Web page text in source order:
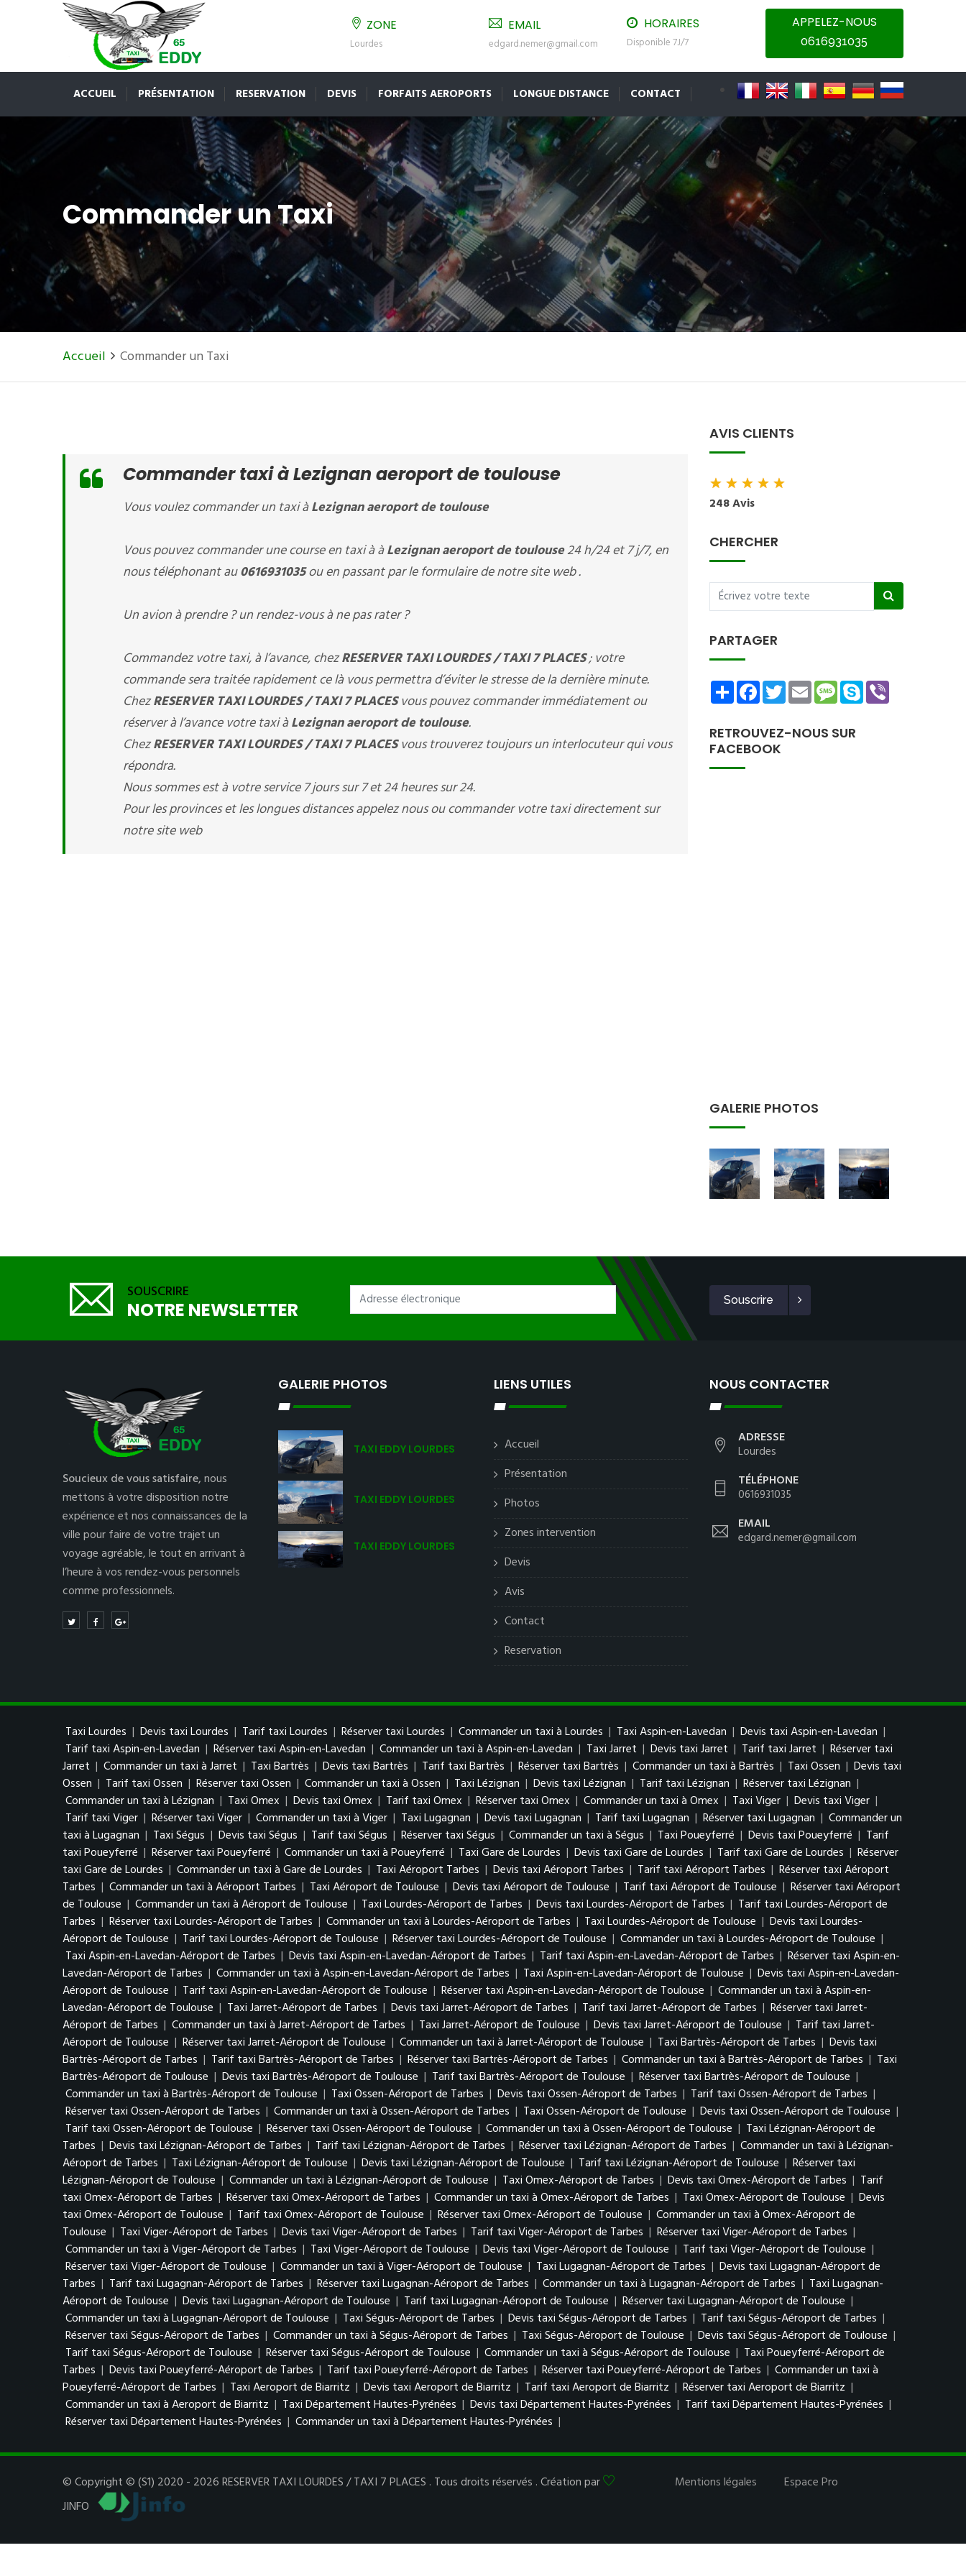
ZONE
Lourdes
EMAIL
edgard.nemer@gmail.com
HORAIRES
Disponible 7J/7
APPELEZ-NOUS
0616931035
ACCUEIL PRÉSENTATION RESERVATION DEVIS FORFAITS AEROPORTS LONGUE DISTANCE CONTACT
Commander un Taxi
Accueil Commander un Taxi
Commander taxi à Lezignan aeroport de toulouse
Vous voulez commander un taxi àLezignan aeroport de toulouse
Vous pouvez commander une course en taxi à àLezignan aeroport de toulouse24 h/24 et 7 j/7, en
nous téléphonant au0616931035ou en passant par le formulaire de notre site web .
Un avion à prendre ? un rendez-vous à ne pas rater ?
Commandez votre taxi, à l’avance, chezRESERVER TAXI LOURDES / TAXI 7 PLACES; votre
commande sera traitée rapidement ce là vous permettra d’éviter le stresse de la dernière minute.
ChezRESERVER TAXI LOURDES / TAXI 7 PLACESvous pouvez commander immédiatement ou
réserver à l’avance votre taxi àLezignan aeroport de toulouse.
ChezRESERVER TAXI LOURDES / TAXI 7 PLACESvous trouverez toujours un interlocuteur qui vous
répondra.
Nous sommes est à votre service 7 jours sur 7 et 24 heures sur 24.
Pour les provinces et les longues distances appelez nous ou commander votre taxi directement sur
notre site web
AVIS CLIENTS
★★★★★
248 Avis
CHERCHER
PARTAGER
ShareFacebookTwitterEmailMessage
Skype
RETROUVEZ-NOUS SUR
FACEBOOK
GALERIE PHOTOS
SOUSCRIRE
NOTRE NEWSLETTER Souscrire
Soucieux de vous satisfaire,nous
mettons à votre disposition notre
expérience et nos connaissances de la
ville pour faire de votre trajet un
voyage agréable, le tout en arrivant à
l’heure à vos rendez-vous personnels
comme professionnels.
GALERIE PHOTOS
TAXI EDDY LOURDES
TAXI EDDY LOURDES
TAXI EDDY LOURDES
LIENS UTILES
Accueil
Présentation
Photos
Zones intervention
Devis
Avis
Contact
Reservation
NOUS CONTACTER
ADRESSE
Lourdes
TÉLÉPHONE
0616931035
EMAIL
edgard.nemer@gmail.com
Taxi Lourdes | Devis taxi Lourdes | Tarif taxi Lourdes | Réserver taxi Lourdes | Commander un taxi à Lourdes | Taxi Aspin-en-Lavedan | Devis taxi Aspin-en-Lavedan |
Tarif taxi Aspin-en-Lavedan | Réserver taxi Aspin-en-Lavedan | Commander un taxi à Aspin-en-Lavedan | Taxi Jarret | Devis taxi Jarret | Tarif taxi Jarret | Réserver taxi
Jarret | Commander un taxi à Jarret | Taxi Bartrès | Devis taxi Bartrès | Tarif taxi Bartrès | Réserver taxi Bartrès | Commander un taxi à Bartrès | Taxi Ossen | Devis taxi
Ossen | Tarif taxi Ossen | Réserver taxi Ossen | Commander un taxi à Ossen | Taxi Lézignan | Devis taxi Lézignan | Tarif taxi Lézignan | Réserver taxi Lézignan |
Commander un taxi à Lézignan | Taxi Omex | Devis taxi Omex | Tarif taxi Omex | Réserver taxi Omex | Commander un taxi à Omex | Taxi Viger | Devis taxi Viger |
Tarif taxi Viger | Réserver taxi Viger | Commander un taxi à Viger | Taxi Lugagnan | Devis taxi Lugagnan | Tarif taxi Lugagnan | Réserver taxi Lugagnan | Commander un
taxi à Lugagnan | Taxi Ségus | Devis taxi Ségus | Tarif taxi Ségus | Réserver taxi Ségus | Commander un taxi à Ségus | Taxi Poueyferré | Devis taxi Poueyferré | Tarif
taxi Poueyferré | Réserver taxi Poueyferré | Commander un taxi à Poueyferré | Taxi Gare de Lourdes | Devis taxi Gare de Lourdes | Tarif taxi Gare de Lourdes | Réserver
taxi Gare de Lourdes | Commander un taxi à Gare de Lourdes | Taxi Aéroport Tarbes | Devis taxi Aéroport Tarbes | Tarif taxi Aéroport Tarbes | Réserver taxi Aéroport
Tarbes | Commander un taxi à Aéroport Tarbes | Taxi Aéroport de Toulouse | Devis taxi Aéroport de Toulouse | Tarif taxi Aéroport de Toulouse | Réserver taxi Aéroport
de Toulouse | Commander un taxi à Aéroport de Toulouse | Taxi Lourdes-Aéroport de Tarbes | Devis taxi Lourdes-Aéroport de Tarbes | Tarif taxi Lourdes-Aéroport de
Tarbes | Réserver taxi Lourdes-Aéroport de Tarbes | Commander un taxi à Lourdes-Aéroport de Tarbes | Taxi Lourdes-Aéroport de Toulouse | Devis taxi Lourdes-
Aéroport de Toulouse | Tarif taxi Lourdes-Aéroport de Toulouse | Réserver taxi Lourdes-Aéroport de Toulouse | Commander un taxi à Lourdes-Aéroport de Toulouse |
Taxi Aspin-en-Lavedan-Aéroport de Tarbes | Devis taxi Aspin-en-Lavedan-Aéroport de Tarbes | Tarif taxi Aspin-en-Lavedan-Aéroport de Tarbes | Réserver taxi Aspin-en-
Lavedan-Aéroport de Tarbes | Commander un taxi à Aspin-en-Lavedan-Aéroport de Tarbes | Taxi Aspin-en-Lavedan-Aéroport de Toulouse | Devis taxi Aspin-en-Lavedan-
Aéroport de Toulouse | Tarif taxi Aspin-en-Lavedan-Aéroport de Toulouse | Réserver taxi Aspin-en-Lavedan-Aéroport de Toulouse | Commander un taxi à Aspin-en-
Lavedan-Aéroport de Toulouse | Taxi Jarret-Aéroport de Tarbes | Devis taxi Jarret-Aéroport de Tarbes | Tarif taxi Jarret-Aéroport de Tarbes | Réserver taxi Jarret-
Aéroport de Tarbes | Commander un taxi à Jarret-Aéroport de Tarbes | Taxi Jarret-Aéroport de Toulouse | Devis taxi Jarret-Aéroport de Toulouse | Tarif taxi Jarret-
Aéroport de Toulouse | Réserver taxi Jarret-Aéroport de Toulouse | Commander un taxi à Jarret-Aéroport de Toulouse | Taxi Bartrès-Aéroport de Tarbes | Devis taxi
Bartrès-Aéroport de Tarbes | Tarif taxi Bartrès-Aéroport de Tarbes | Réserver taxi Bartrès-Aéroport de Tarbes | Commander un taxi à Bartrès-Aéroport de Tarbes | Taxi
Bartrès-Aéroport de Toulouse | Devis taxi Bartrès-Aéroport de Toulouse | Tarif taxi Bartrès-Aéroport de Toulouse | Réserver taxi Bartrès-Aéroport de Toulouse |
Commander un taxi à Bartrès-Aéroport de Toulouse | Taxi Ossen-Aéroport de Tarbes | Devis taxi Ossen-Aéroport de Tarbes | Tarif taxi Ossen-Aéroport de Tarbes |
Réserver taxi Ossen-Aéroport de Tarbes | Commander un taxi à Ossen-Aéroport de Tarbes | Taxi Ossen-Aéroport de Toulouse | Devis taxi Ossen-Aéroport de Toulouse |
Tarif taxi Ossen-Aéroport de Toulouse | Réserver taxi Ossen-Aéroport de Toulouse | Commander un taxi à Ossen-Aéroport de Toulouse | Taxi Lézignan-Aéroport de
Tarbes | Devis taxi Lézignan-Aéroport de Tarbes | Tarif taxi Lézignan-Aéroport de Tarbes | Réserver taxi Lézignan-Aéroport de Tarbes | Commander un taxi à Lézignan-
Aéroport de Tarbes | Taxi Lézignan-Aéroport de Toulouse | Devis taxi Lézignan-Aéroport de Toulouse | Tarif taxi Lézignan-Aéroport de Toulouse | Réserver taxi
Lézignan-Aéroport de Toulouse | Commander un taxi à Lézignan-Aéroport de Toulouse | Taxi Omex-Aéroport de Tarbes | Devis taxi Omex-Aéroport de Tarbes | Tarif
taxi Omex-Aéroport de Tarbes | Réserver taxi Omex-Aéroport de Tarbes | Commander un taxi à Omex-Aéroport de Tarbes | Taxi Omex-Aéroport de Toulouse | Devis
taxi Omex-Aéroport de Toulouse | Tarif taxi Omex-Aéroport de Toulouse | Réserver taxi Omex-Aéroport de Toulouse | Commander un taxi à Omex-Aéroport de
Toulouse | Taxi Viger-Aéroport de Tarbes | Devis taxi Viger-Aéroport de Tarbes | Tarif taxi Viger-Aéroport de Tarbes | Réserver taxi Viger-Aéroport de Tarbes |
Commander un taxi à Viger-Aéroport de Tarbes | Taxi Viger-Aéroport de Toulouse | Devis taxi Viger-Aéroport de Toulouse | Tarif taxi Viger-Aéroport de Toulouse |
Réserver taxi Viger-Aéroport de Toulouse | Commander un taxi à Viger-Aéroport de Toulouse | Taxi Lugagnan-Aéroport de Tarbes | Devis taxi Lugagnan-Aéroport de
Tarbes | Tarif taxi Lugagnan-Aéroport de Tarbes | Réserver taxi Lugagnan-Aéroport de Tarbes | Commander un taxi à Lugagnan-Aéroport de Tarbes | Taxi Lugagnan-
Aéroport de Toulouse | Devis taxi Lugagnan-Aéroport de Toulouse | Tarif taxi Lugagnan-Aéroport de Toulouse | Réserver taxi Lugagnan-Aéroport de Toulouse |
Commander un taxi à Lugagnan-Aéroport de Toulouse | Taxi Ségus-Aéroport de Tarbes | Devis taxi Ségus-Aéroport de Tarbes | Tarif taxi Ségus-Aéroport de Tarbes |
Réserver taxi Ségus-Aéroport de Tarbes | Commander un taxi à Ségus-Aéroport de Tarbes | Taxi Ségus-Aéroport de Toulouse | Devis taxi Ségus-Aéroport de Toulouse |
Tarif taxi Ségus-Aéroport de Toulouse | Réserver taxi Ségus-Aéroport de Toulouse | Commander un taxi à Ségus-Aéroport de Toulouse | Taxi Poueyferré-Aéroport de
Tarbes | Devis taxi Poueyferré-Aéroport de Tarbes | Tarif taxi Poueyferré-Aéroport de Tarbes | Réserver taxi Poueyferré-Aéroport de Tarbes | Commander un taxi à
Poueyferré-Aéroport de Tarbes | Taxi Aeroport de Biarritz | Devis taxi Aeroport de Biarritz | Tarif taxi Aeroport de Biarritz | Réserver taxi Aeroport de Biarritz |
Commander un taxi à Aeroport de Biarritz | Taxi Département Hautes-Pyrénées | Devis taxi Département Hautes-Pyrénées | Tarif taxi Département Hautes-Pyrénées |
Réserver taxi Département Hautes-Pyrénées | Commander un taxi à Département Hautes-Pyrénées |
© Copyright © (S1) 2020 - 2026 RESERVER TAXI LOURDES / TAXI 7 PLACES . Tous droits réservés . Création par
JINFO
Mentions légales Espace Pro